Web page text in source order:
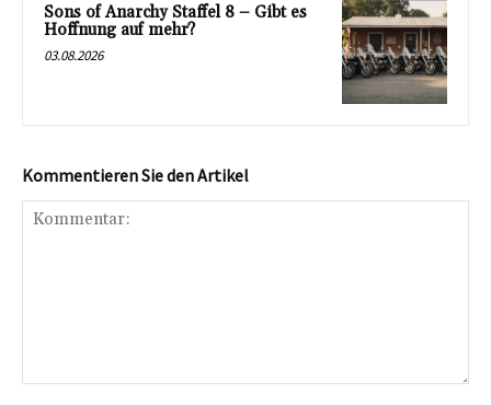
Sons of Anarchy Staffel 8 – Gibt es
Hoffnung auf mehr?
03.08.2026
Kommentieren Sie den Artikel